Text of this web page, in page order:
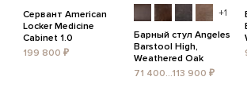
Сервант American
Locker Medicine
Cabinet 1.0
199 800 ₽
+1
Барный стул Angeles
Barstool High,
Weathered Oak
71 400...113 900 ₽